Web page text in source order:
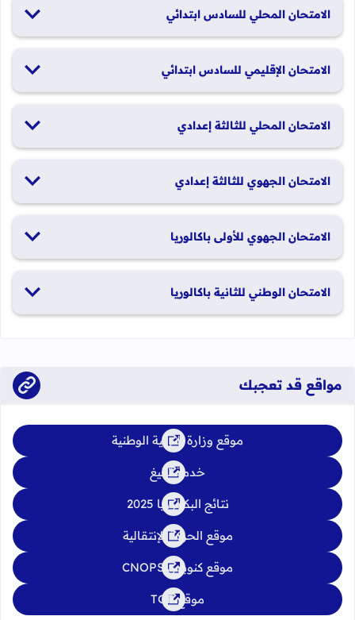
الامتحان المحلي للسادس ابتدائي
الامتحان الإقليمي للسادس ابتدائي
الامتحان المحلي للثالثة إعدادي
الامتحان الجهوي للثالثة إعدادي
الامتحان الجهوي للأولى باكالوريا
2026
الامتحان الوطني للثانية باكالوريا
مواقع قد تعجبك
موقع وزارة التربية الوطنية
خدمة تبليغ
نتائج البكالوريا 2025
موقع الحركة الإنتقالية
موقع كنوبس CNOPS
موقع TGR